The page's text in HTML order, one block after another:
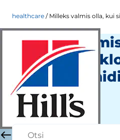
healthcare Milleks valmis olla, kui sinu
Milleks
sinu
saanud
Hill's Pet
Tervishoid
Dr Sarah Wooten